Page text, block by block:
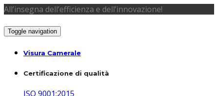
All’insegna dell’efficienza e dell’innovazione!
Toggle navigation
Visura Camerale
Certificazione di qualità
ISO 9001:2015